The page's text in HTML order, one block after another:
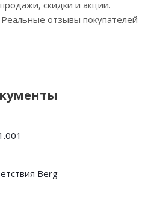
скидки и акции.
отзывы покупателей
Berg